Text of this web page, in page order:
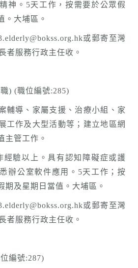
神。5天工作，按需要於公眾假
。大埔區。
或郵寄至灣
者服務行政主任收。
) (職位編號:285)
輔導、家屬支援、治療小組、家
工作及大型活動等；建立地區網
主管工作。
經驗以上。具有認知障礙症或護
辦公室軟件應用。5天工作；按
期及星期日當值。大埔區。
或郵寄至灣
者服務行政主任收。
編號:287)